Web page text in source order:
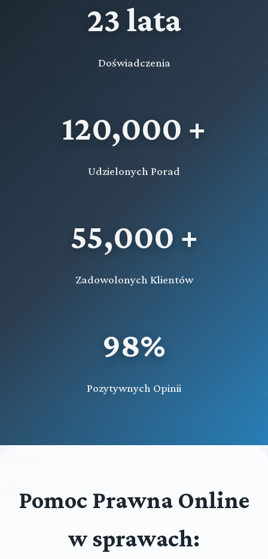
23 lata
Doświadczenia
120,000 +
Udzielonych Porad
55,000 +
Zadowolonych Klientów
98%
Pozytywnych Opinii
Pomoc Prawna Online
w sprawach: